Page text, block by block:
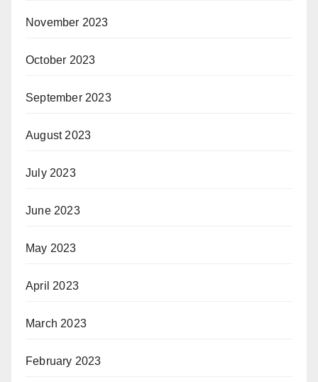
November 2023
October 2023
September 2023
August 2023
July 2023
June 2023
May 2023
April 2023
March 2023
February 2023